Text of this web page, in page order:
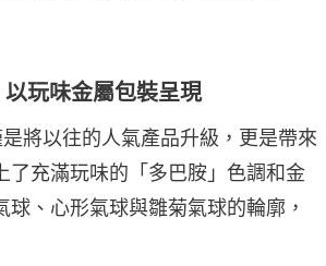
玩味金屬包裝呈現
將以往的人氣產品升級，更是帶來
了充滿玩味的「多巴胺」色調和金
、心形氣球與雛菊氣球的輪廓，